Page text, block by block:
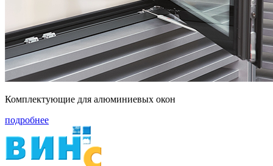
Комплектующие для алюминиевых окон
подробнее